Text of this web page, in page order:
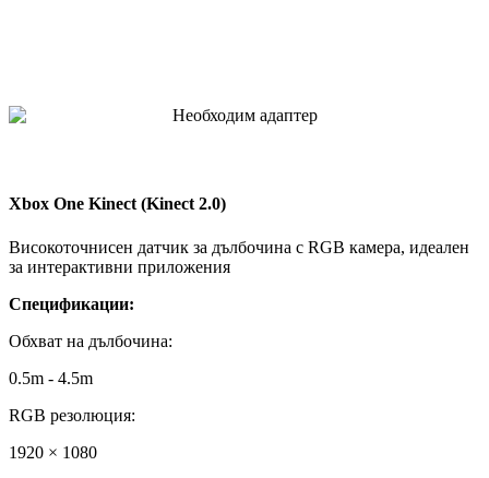
Необходим адаптер
Xbox One Kinect (Kinect 2.0)
Високоточнисен датчик за дълбочина с RGB камера, идеален
за интерактивни приложения
Спецификации:
Обхват на дълбочина:
0.5m - 4.5m
RGB резолюция:
1920 × 1080